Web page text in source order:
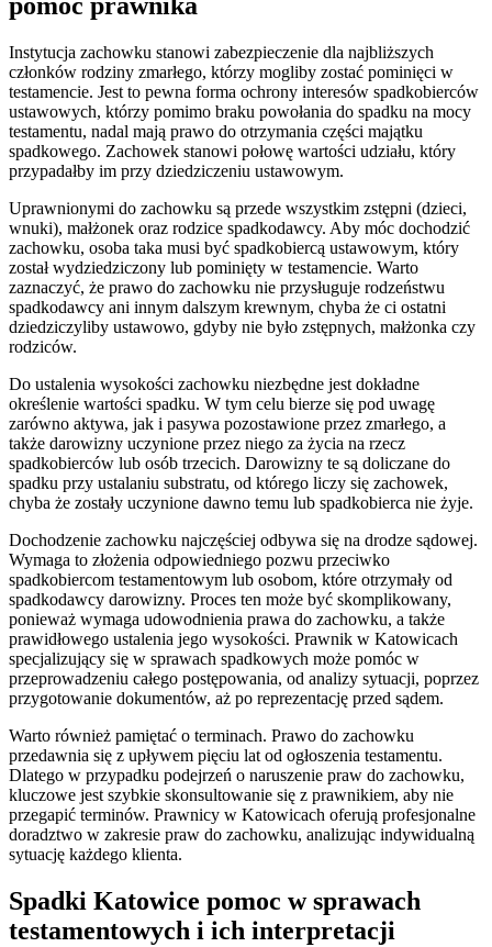
pomoc prawnika
Instytucja zachowku stanowi zabezpieczenie dla najbliższych
członków rodziny zmarłego, którzy mogliby zostać pominięci w
testamencie. Jest to pewna forma ochrony interesów spadkobierców
ustawowych, którzy pomimo braku powołania do spadku na mocy
testamentu, nadal mają prawo do otrzymania części majątku
spadkowego. Zachowek stanowi połowę wartości udziału, który
przypadałby im przy dziedziczeniu ustawowym.
Uprawnionymi do zachowku są przede wszystkim zstępni (dzieci,
wnuki), małżonek oraz rodzice spadkodawcy. Aby móc dochodzić
zachowku, osoba taka musi być spadkobiercą ustawowym, który
został wydziedziczony lub pominięty w testamencie. Warto
zaznaczyć, że prawo do zachowku nie przysługuje rodzeństwu
spadkodawcy ani innym dalszym krewnym, chyba że ci ostatni
dziedziczyliby ustawowo, gdyby nie było zstępnych, małżonka czy
rodziców.
Do ustalenia wysokości zachowku niezbędne jest dokładne
określenie wartości spadku. W tym celu bierze się pod uwagę
zarówno aktywa, jak i pasywa pozostawione przez zmarłego, a
także darowizny uczynione przez niego za życia na rzecz
spadkobierców lub osób trzecich. Darowizny te są doliczane do
spadku przy ustalaniu substratu, od którego liczy się zachowek,
chyba że zostały uczynione dawno temu lub spadkobierca nie żyje.
Dochodzenie zachowku najczęściej odbywa się na drodze sądowej.
Wymaga to złożenia odpowiedniego pozwu przeciwko
spadkobiercom testamentowym lub osobom, które otrzymały od
spadkodawcy darowizny. Proces ten może być skomplikowany,
ponieważ wymaga udowodnienia prawa do zachowku, a także
prawidłowego ustalenia jego wysokości. Prawnik w Katowicach
specjalizujący się w sprawach spadkowych może pomóc w
przeprowadzeniu całego postępowania, od analizy sytuacji, poprzez
przygotowanie dokumentów, aż po reprezentację przed sądem.
Warto również pamiętać o terminach. Prawo do zachowku
przedawnia się z upływem pięciu lat od ogłoszenia testamentu.
Dlatego w przypadku podejrzeń o naruszenie praw do zachowku,
kluczowe jest szybkie skonsultowanie się z prawnikiem, aby nie
przegapić terminów. Prawnicy w Katowicach oferują profesjonalne
doradztwo w zakresie praw do zachowku, analizując indywidualną
sytuację każdego klienta.
Spadki Katowice pomoc w sprawach
testamentowych i ich interpretacji